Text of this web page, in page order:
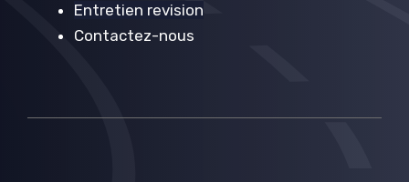
Entretien revision
Contactez-nous